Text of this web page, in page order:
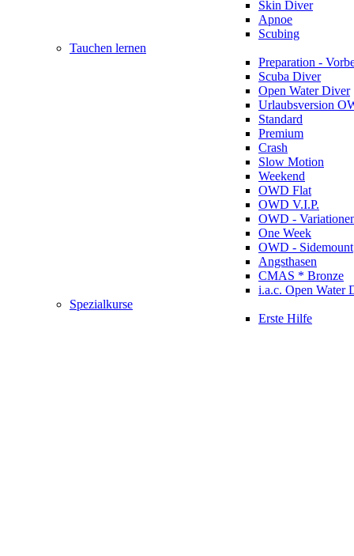
Skin Diver
Apnoe
Scubing
Tauchen lernen
Preparation -
Scuba Diver
Open Water Diver
Urlaubsversion
Standard
Premium
Crash
Slow Motion
Weekend
OWD Flat
OWD V.I.P.
OWD -
One Week
OWD - Sidemount
Angsthasen
CMAS * Bronze
i.a.c. Open Water
Spezialkurse
Erste Hilfe